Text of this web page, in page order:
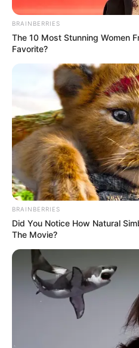
ΔΗΜΟΦΙΛΗ ΑΡΘΡΑ
BRAINBERRIES
The 10 Most Stunning Women
Favorite?
BRAINBERRIES
Did You Notice How Natural
The Movie?